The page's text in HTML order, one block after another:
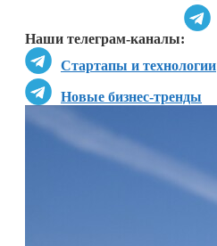
Наши телеграм-каналы:
Стартапы и технологии
Новые бизнес-тренды